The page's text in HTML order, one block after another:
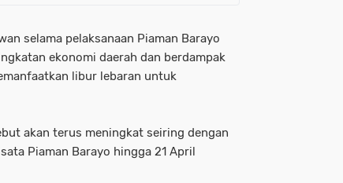
selama pelaksanaan Piaman Barayo
ekonomi daerah dan berdampak
libur lebaran untuk
akan terus meningkat seiring dengan
Piaman Barayo hingga 21 April